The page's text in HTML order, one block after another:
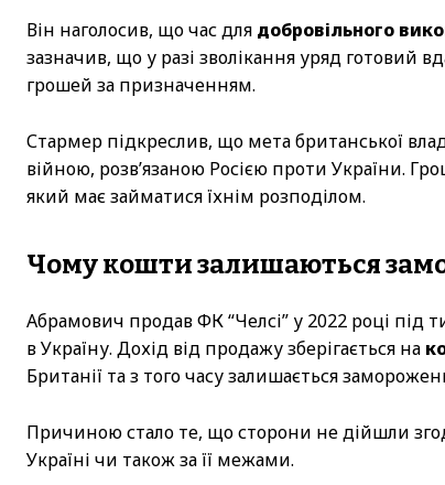
Він наголосив, що час для добровільного
зазначив, що у разі зволікання уряд готовий
грошей за призначенням.
Стармер підкреслив, що мета британської
війною, розв’язаною Росією проти України.
який має займатися їхнім розподілом.
Чому кошти залишаються
Абрамович продав ФК “Челсі” у 2022 році під
в Україну. Дохід від продажу зберігається на
Британії та з того часу залишається
Причиною стало те, що сторони не дійшли
Україні чи також за її межами.